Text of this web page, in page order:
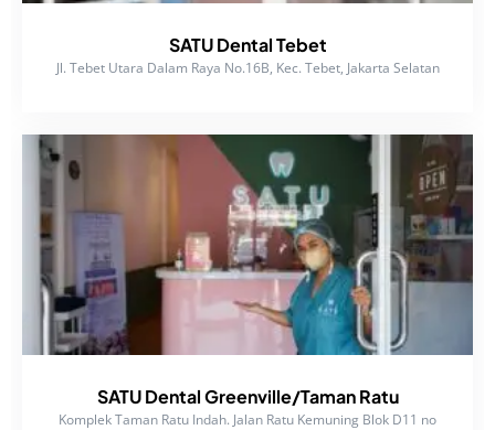
SATU Dental Tebet
Jl. Tebet Utara Dalam Raya No.16B, Kec. Tebet, Jakarta Selatan
SATU Dental Greenville/Taman Ratu
Komplek Taman Ratu Indah. Jalan Ratu Kemuning Blok D11 no